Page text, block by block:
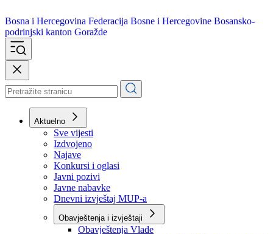
Bosna i Hercegovina
podrinjski kanton Goražde
Aktuelno
Sve vijesti
Izdvojeno
Najave
Konkursi i oglasi
Javni pozivi
Javne nabavke
Dnevni izvještaj MUP-a